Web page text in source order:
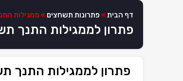
דף הבית » פתרונות תשחצים » ממגילות
פתרון לממגילות התנך
פתרון לממגילות התנך